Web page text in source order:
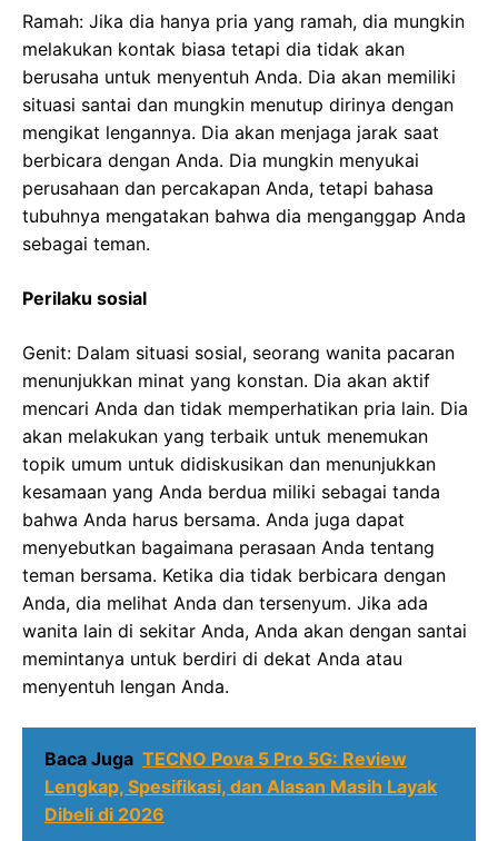
Ramah: Jika dia hanya pria yang ramah, dia mungkin
melakukan kontak biasa tetapi dia tidak akan
berusaha untuk menyentuh Anda. Dia akan memiliki
situasi santai dan mungkin menutup dirinya dengan
mengikat lengannya. Dia akan menjaga jarak saat
berbicara dengan Anda. Dia mungkin menyukai
perusahaan dan percakapan Anda, tetapi bahasa
tubuhnya mengatakan bahwa dia menganggap Anda
sebagai teman.
Perilaku sosial
Genit: Dalam situasi sosial, seorang wanita pacaran
menunjukkan minat yang konstan. Dia akan aktif
mencari Anda dan tidak memperhatikan pria lain. Dia
akan melakukan yang terbaik untuk menemukan
topik umum untuk didiskusikan dan menunjukkan
kesamaan yang Anda berdua miliki sebagai tanda
bahwa Anda harus bersama. Anda juga dapat
menyebutkan bagaimana perasaan Anda tentang
teman bersama. Ketika dia tidak berbicara dengan
Anda, dia melihat Anda dan tersenyum. Jika ada
wanita lain di sekitar Anda, Anda akan dengan santai
memintanya untuk berdiri di dekat Anda atau
menyentuh lengan Anda.
Baca Juga TECNO Pova 5 Pro 5G: Review
Lengkap, Spesifikasi, dan Alasan Masih Layak
Dibeli di 2026